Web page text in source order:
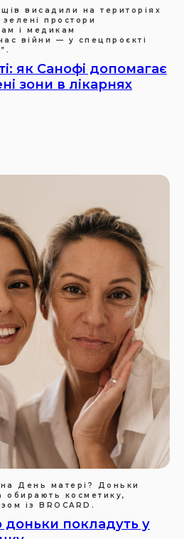
висадили на територіях
простори
і медикам
війни — у спецпроєкті
як Санофі допомагає
зони в лікарнях
День матері? Доньки
обирають косметику,
із BROCARD.
доньки покладуть у